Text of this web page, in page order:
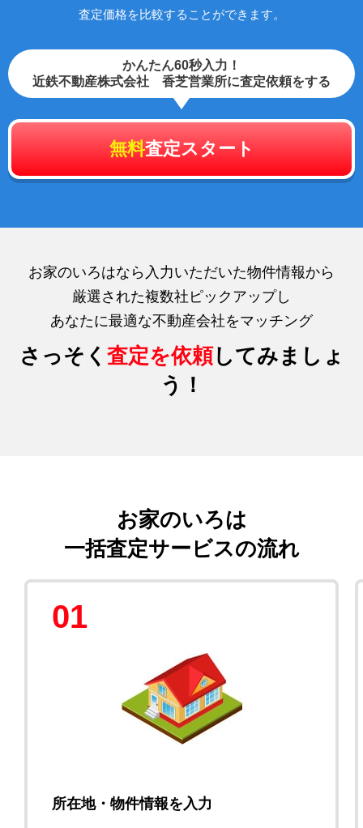
査定価格を比較することができます。
かんたん60秒入力！
近鉄不動産株式会社 香芝営業所に査定依頼をする
無料査定スタート
お家のいろはなら入力いただいた物件情報から
厳選された複数社ピックアップし
あなたに最適な不動産会社をマッチング
さっそく 査定を依頼してみましょ
う！
お家のいろは
一括査定サービスの流れ
01
所在地・物件情報を入力